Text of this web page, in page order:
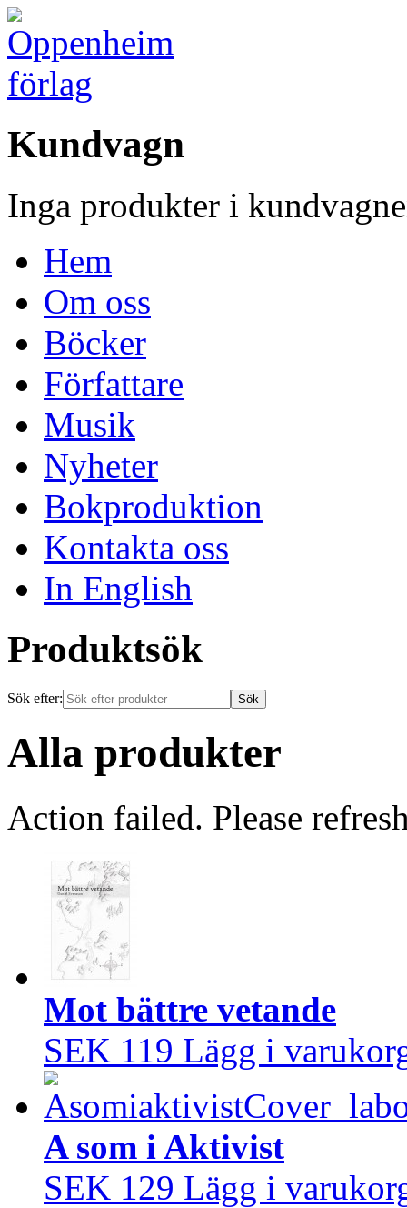
Kundvagn
Inga produkter i
Hem
Om oss
Böcker
Författare
Musik
Nyheter
Bokproduktion
Kontakta oss
In English
Produktsök
Sök efter:
Alla produkter
Action failed. Please
Mot bättre vetande
SEK 119 Lägg i
A som i Aktivist
SEK 129 Lägg i